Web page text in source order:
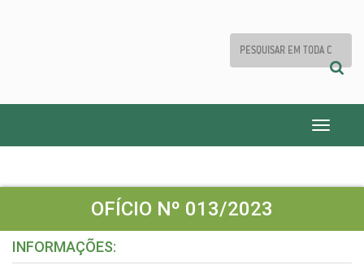
Toggle
OFÍCIO Nº 013/2023
INFORMAÇÕES: